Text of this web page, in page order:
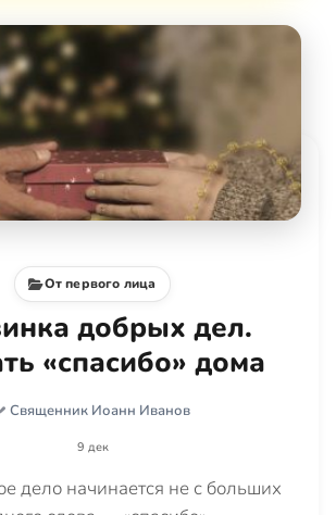
От первого лица
добрых дел.
«спасибо» дома
Священник Иоанн Иванов
9 дек
дело начинается не с больших